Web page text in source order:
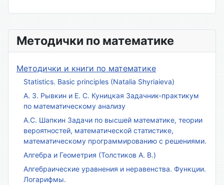
Методички по математике
Методички и книги по математике
Statistics. Basic principles (Natalia Shyriaieva)
А. З. Рывкин и Е. С. Куницкая Задачник-практикум
по математическому анализу
А.С. Шапкин Задачи по высшей математике, теории
вероятностей, математической статистике,
математическому программированию с решениями.
Алгебра и Геометрия (Толстиков А. В.)
Алгебраические уравнения и неравенства. Функции.
Логарифмы.